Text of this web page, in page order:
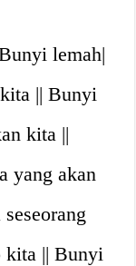
lemah|
|| Bunyi
kita ||
yang akan
kita || Bunyi